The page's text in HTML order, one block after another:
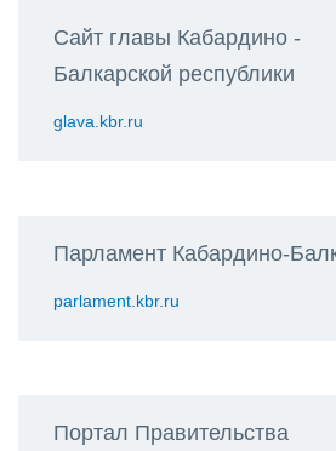
Сайт главы Кабардино -
Балкарской республики
glava.kbr.ru
Парламент Кабардино-
parlament.kbr.ru
Портал Правительства